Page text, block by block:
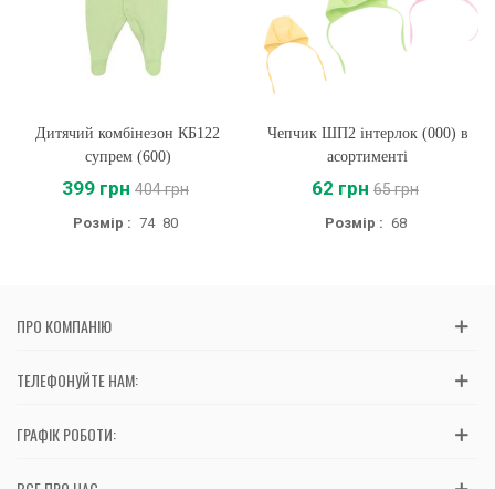
Дитячий комбінезон КБ122
супрем (600)
399 грн 404 грн
Розмір : 74 80
Чепчик ШП2 інтерлок (000) в
асортименті
62 грн 65 грн
Розмір : 68
ПРО КОМПАНІЮ
ТЕЛЕФОНУЙТЕ НАМ:
ГРАФІК РОБОТИ: